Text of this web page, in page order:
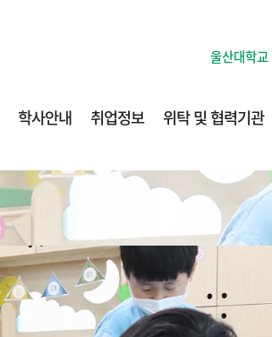
울산대학교
학사안내 취업정보 위탁 및 협력기관